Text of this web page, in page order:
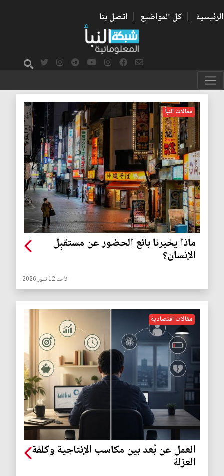
الرئيسية | كل المواضيع | اتصل بنا
العزلة
مقالات النبأ
ماذا يخبرنا بائع الحضور عن مستقبِل
الإنسان؟
الأحد 12 تموز 2026
مقالات اقتصادية
العمل عن بُعد بين مكاسب الإنتاجية وكلفة
العزلة